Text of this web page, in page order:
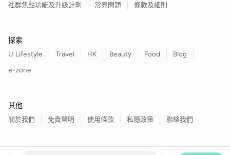
社群焦點功能及升級計劃
常見問題 條款及細則
探索
U Lifestyle Travel HK Beauty Food
Blog
e-zone
其他
關於我們 免責聲明 使用條款 私隱政策 聯絡我們